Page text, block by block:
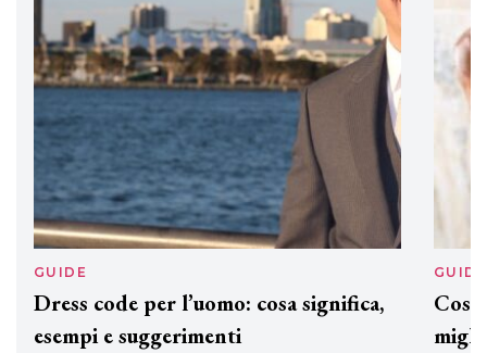
GUIDE
Dress code per l’uomo: cosa significa,
esempi e suggerimenti
GUIDE